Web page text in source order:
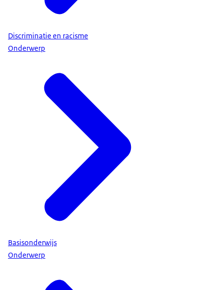
Discriminatie en racisme
Onderwerp
Basisonderwijs
Onderwerp